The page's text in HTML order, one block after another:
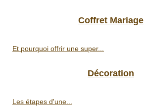
Coffret Mariage
Et pourquoi offrir une super...
Décoration
Les étapes d'une...